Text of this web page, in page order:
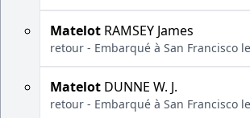
Matelot RAMSEY James
retour - Embarqué à San Francisco
Matelot DUNNE W. J.
retour - Embarqué à San Francisco